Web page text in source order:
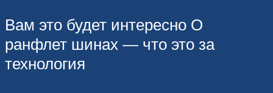
Вам это будет интересно О
ранфлет шинах — что это за
технология